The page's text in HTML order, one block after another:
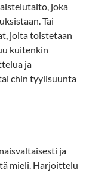
joka
Tai
joita toistetaan
kuitenkin
ja
chin tyylisuunta
ja
mieli. Harjoittelu